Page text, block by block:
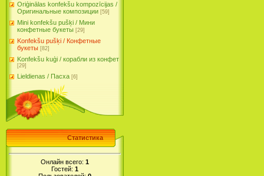
Oriģinālas konfekšu kompozīcijas /
Оригинальные композиции [59]
Mini konfekšu pušķi / Мини
конфетные букеты [29]
Konfekšu pušķi / Конфетные
букеты [82]
Konfekšu kuģi / корабли из конфет
[29]
Lieldienas / Пасха [6]
Статистика
Онлайн всего: 1
Гостей: 1